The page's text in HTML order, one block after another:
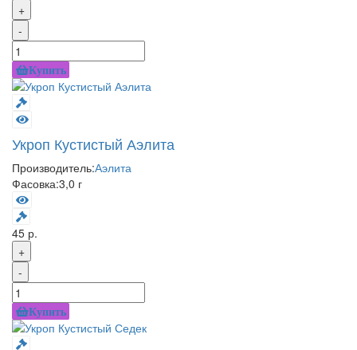
+
-
Купить
Укроп Кустистый Аэлита
Производитель:Аэлита
Фасовка:3,0 г
45 р.
+
-
Купить